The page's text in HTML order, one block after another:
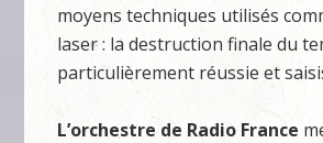
moyens techniques utilisés
laser : la destruction finale du
particulièrement réussie et
L’orchestre de Radio France